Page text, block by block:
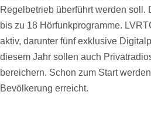
Regelbetrieb überführt werden soll.
bis zu 18 Hörfunkprogramme.
aktiv, darunter fünf exklusive
diesem Jahr sollen auch
bereichern. Schon zum Start
Bevölkerung erreicht.